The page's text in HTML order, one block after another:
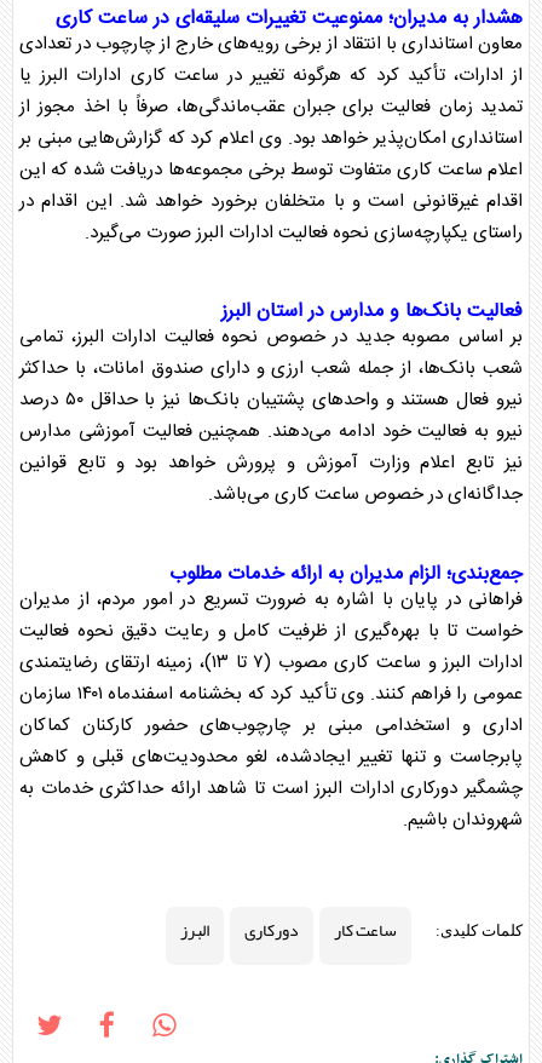
هشدار به مدیران؛ ممنوعیت تغییرات سلیقه‌ای درساعت کاری
معاون استانداری با انتقاد از برخی رویه‌های خارج از چارچوب در تعدادی
از ادارات، تأکید کرد که هرگونه تغییر در ساعت کاری ادارات البرزیا
تمدید زمان فعالیت برای جبران عقب‌ماندگی‌ها، صرفاً با اخذ مجوز از
استانداری امکان‌پذیر خواهد بود. وی اعلام کرد که گزارش‌هایی مبنی بر
اعلام ساعت کاری متفاوت توسط برخی مجموعه‌ها دریافت شده که این
اقدام غیرقانونی است و با متخلفان برخورد خواهد شد. این اقدام در
راستای یکپارچه‌سازی نحوه فعالیت ادارات البرزصورت می‌گیرد.
فعالیت بانک‌ها و مدارس در استانالبرز
بر اساس مصوبه جدید در خصوص نحوه فعالیت ادارات البرز، تمامی
شعب بانک‌ها، از جمله شعب ارزی و دارای صندوق امانات، با حداکثر
نیرو فعال هستند و واحد‌های پشتیبان بانک‌ها نیز با حداقل ۵۰ درصد
نیرو به فعالیت خود ادامه می‌دهند. همچنین فعالیت آموزشی مدارس
نیز تابع اعلام وزارت آموزش و پرورش خواهد بود و تابع قوانین
جداگانه‌ای در خصوص ساعت کاری می‌باشد.
جمع‌بندی؛ الزام مدیران به ارائه خدمات مطلوب
فراهانی در پایان با اشاره به ضرورت تسریع در امور مردم، از مدیران
خواست تا با بهره‌گیری از ظرفیت کامل و رعایت دقیق نحوه فعالیت
ادارات البرزو ساعت کار
ی مصوب (۷ تا ۱۳)، زمینه ارتقای رضایتمندی
عمومی را فراهم کنند. وی تأکید کرد که بخشنامه اسفندماه ۱۴۰۱ سازمان
اداری و استخدامی مبنی بر چارچوب‌های حضور کارکنان کماکان
پابرجاست و تنها تغییر ایجادشده، لغو محدودیت‌های قبلی و کاهش
چشمگیر دورکاریادارات البرزاست تا شاهد ارائه حداکثری خدمات به
شهروندان باشیم.
کلمات کلیدی: ساعت کار دورکاری البرز